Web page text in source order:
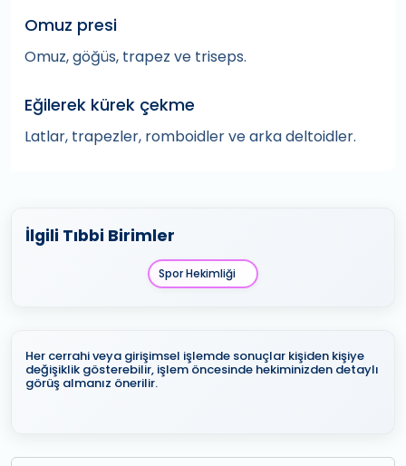
Omuz presi
Omuz, göğüs, trapez ve triseps.
Eğilerek kürek çekme
Latlar, trapezler, romboidler ve arka deltoidler.
İlgili Tıbbi Birimler
Spor Hekimliği
Her cerrahi veya girişimsel işlemde sonuçlar kişiden kişiye
değişiklik gösterebilir, işlem öncesinde hekiminizden detaylı
görüş almanız önerilir.